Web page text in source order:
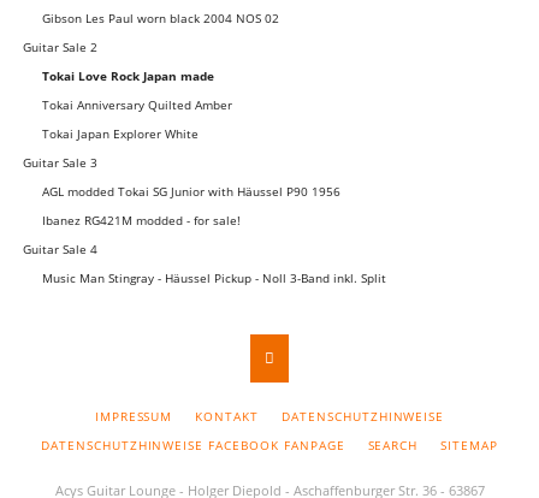
Gibson Les Paul worn black 2004 NOS 02
Guitar Sale 2
Tokai Love Rock Japan made
Tokai Anniversary Quilted Amber
Tokai Japan Explorer White
Guitar Sale 3
AGL modded Tokai SG Junior with Häussel P90 1956
Ibanez RG421M modded - for sale!
Guitar Sale 4
Music Man Stingray - Häussel Pickup - Noll 3-Band inkl. Split
NAVIGATION
IMPRESSUM KONTAKT
DATENSCHUTZHINWEISE
DATENSCHUTZHINWEISE FACEBOOK FANPAGE
SEARCH SITEMAP
Acys Guitar Lounge - Holger Diepold - Aschaffenburger Str. 36 - 63867